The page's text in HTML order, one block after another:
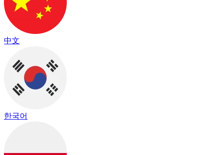
中文
한국어